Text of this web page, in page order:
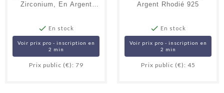
Zirconium, En Argent
 En stock
Voir prix pro - inscription en
2 min
Prix public (€): 79
Argent Rhodié 925
 En stock
Voir prix pro - inscription en
2 min
Prix public (€): 45